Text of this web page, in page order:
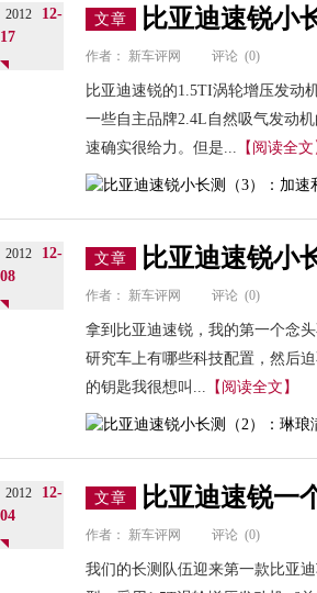
2012
12-
17
文章 比亚迪速锐小
作者： 新车评网 评论 (0)
比亚迪速锐的1.5TI涡轮增压发动
一些自主品牌2.4L自然吸气发动
速确实很给力。但是... 【阅读全文
2012
12-
08
文章 比亚迪速锐小
作者： 新车评网 评论 (0)
拿到比亚迪速锐，我的第一个念
研究车上有哪些科技配置，然后
的钥匙我很想叫... 【阅读全文】
2012
12-
04
文章 比亚迪速锐一
作者： 新车评网 评论 (0)
我们的长测队伍迎来第一款比亚